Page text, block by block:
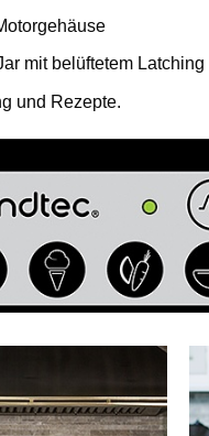
mit belüftetem
und Rezepte.